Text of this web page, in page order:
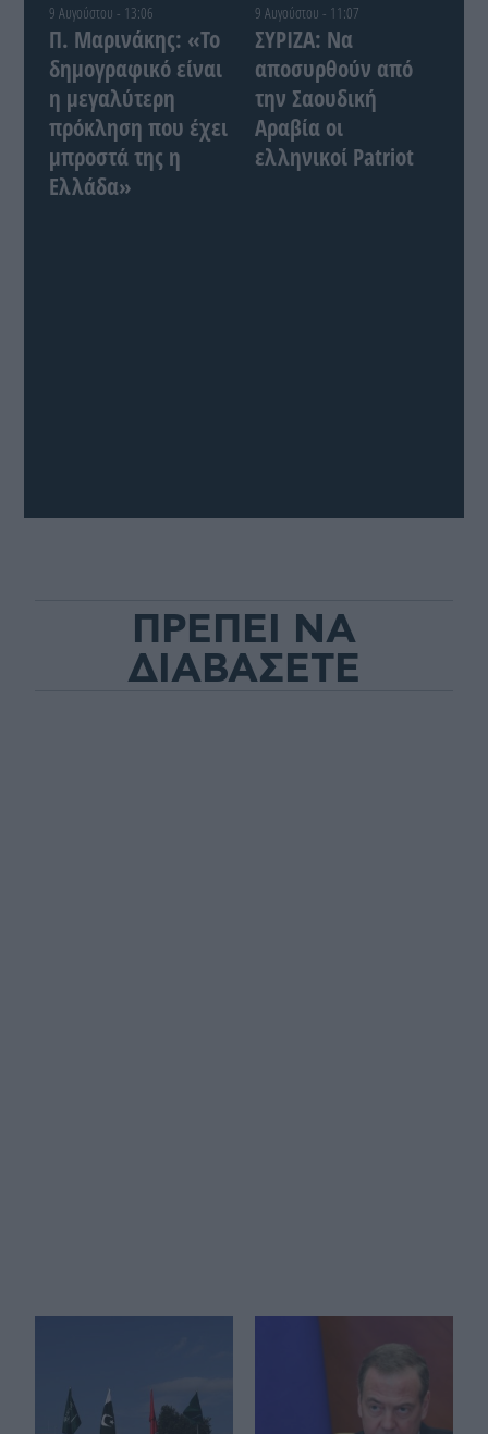
9 Αυγούστου - 13:06
Π. Μαρινάκης: «Το
δημογραφικό είναι
η μεγαλύτερη
πρόκληση που έχει
μπροστά της η
Ελλάδα»
9 Αυγούστου - 11:07
ΣΥΡΙΖΑ: Να
αποσυρθούν από
την Σαουδική
Αραβία οι
ελληνικοί Patriot
ΠΡΕΠΕΙ ΝΑ
ΔΙΑΒΑΣΕΤΕ